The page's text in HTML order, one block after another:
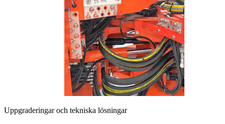
Uppgraderingar och tekniska lösningar